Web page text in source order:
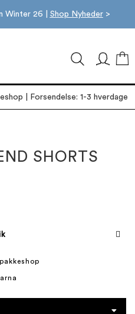
Winter 26 | Shop Nyheder>
| Forsendelse: 1-3 hverdage
SHORTS